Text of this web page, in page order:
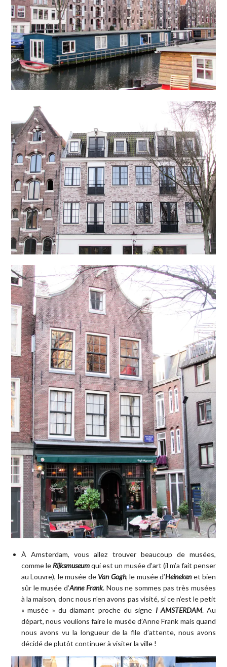
À Amsterdam, vous allez trouver beaucoup de musées,
comme le Rijksmuseumqui est un musée d’art (il m’a fait penser
au Louvre), le musée de Van Gogh, le musée d’Heinekenet bien
sûr le musée d’Anne Frank. Nous ne sommes pas très musées
à la maison, donc nous n’en avons pas visité, si ce n’est le petit
« musée » du diamant proche du signe I AMSTERDAM. Au
départ, nous voulions faire le musée d’Anne Frank mais quand
nous avons vu la longueur de la file d’attente, nous avons
décidé de plutôt continuer à visiter la ville !